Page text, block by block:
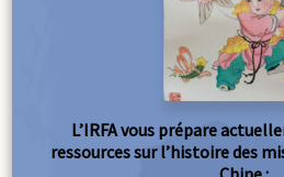
L’IRFA vous prépare
ressources sur l’histoire des